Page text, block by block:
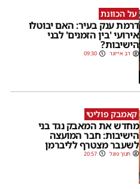
על הכוונת
דרמת ענק בעיר: האם יבוטלו
אירועי 'בין הזמנים' לבני
הישיבות?
דב אייזנר 09:30
קאמבק פוליטי
מחדש את המאבק נגד בני
הישיבות: חבר המועצה
לשעבר מצטרף לליברמן
חנוך פוגל 20:57